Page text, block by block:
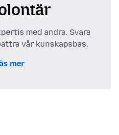
med andra. Svara
vår kunskapsbas.
mer